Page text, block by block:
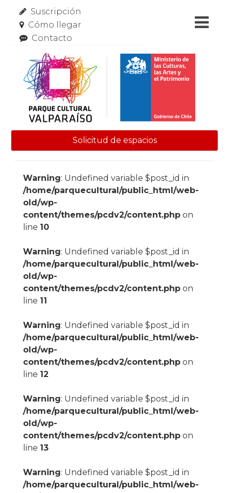
Suscripción
Cómo llegar
Contacto
Solicitud de espacios
Warning: Undefined variable $post_id in
/home/parquecultural/public_html/web-
old/wp-
content/themes/pcdv2/content.phpon
line 10
Warning: Undefined variable $post_id in
/home/parquecultural/public_html/web-
old/wp-
content/themes/pcdv2/content.phpon
line 11
Warning: Undefined variable $post_id in
/home/parquecultural/public_html/web-
old/wp-
content/themes/pcdv2/content.phpon
line 12
Warning: Undefined variable $post_id in
/home/parquecultural/public_html/web-
old/wp-
content/themes/pcdv2/content.phpon
line 13
Warning: Undefined variable $post_id in
/home/parquecultural/public_html/web-